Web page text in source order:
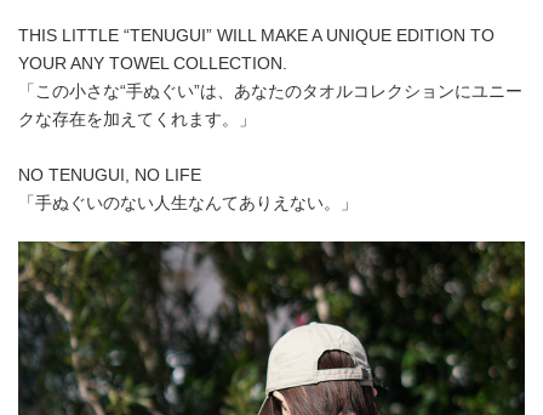
THIS LITTLE “TENUGUI” WILL MAKE A UNIQUE EDITION TO
YOUR ANY TOWEL COLLECTION.
「この小さな“手ぬぐい”は、あなたのタオルコレクションにユニー
クな存在を加えてくれます。」
NO TENUGUI, NO LIFE
「手ぬぐいのない人生なんてありえない。」